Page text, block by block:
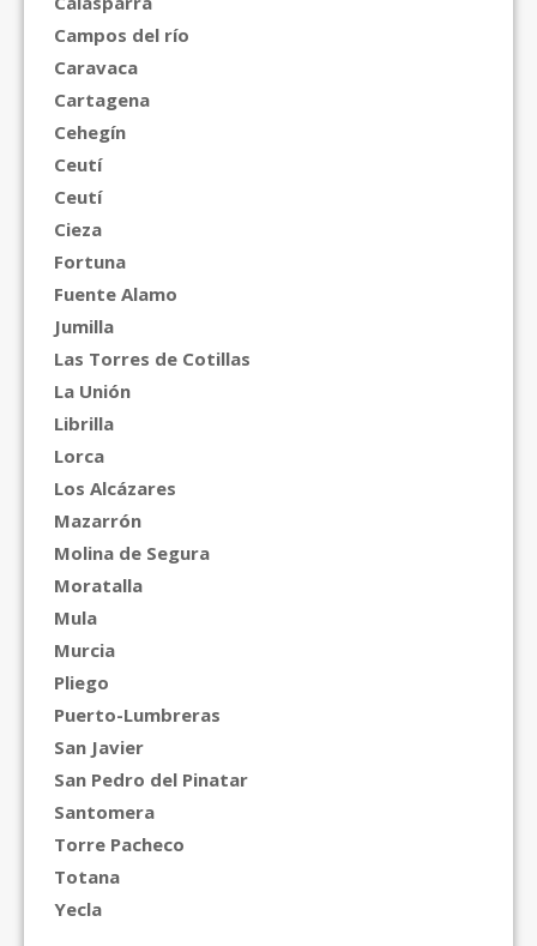
Campos del río
Caravaca
Cartagena
Cehegín
Ceutí
Ceutí
Cieza
Fortuna
Fuente Alamo
Jumilla
Las Torres de Cotillas
La Unión
Librilla
Lorca
Los Alcázares
Mazarrón
Molina de Segura
Moratalla
Mula
Murcia
Pliego
Puerto-Lumbreras
San Javier
San Pedro del Pinatar
Santomera
Torre Pacheco
Totana
Yecla